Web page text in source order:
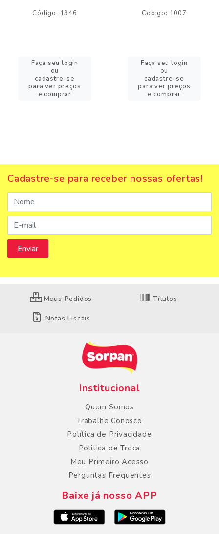
Código: 1946
Faça seu login
ou
cadastre-se
para ver preços
e comprar
Código: 1007
Faça seu login
ou
cadastre-se
para ver preços
e comprar
Cadastre-se para receber nossas ofertas!
Meus Pedidos Títulos
Notas Fiscais
Institucional
Quem Somos
Trabalhe Conosco
Política de Privacidade
Politica de Troca
Meu Primeiro Acesso
Perguntas Frequentes
Baixe já nosso APP